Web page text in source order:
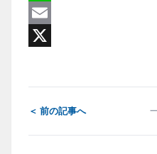
Line
Email
＜ 前の記事へ